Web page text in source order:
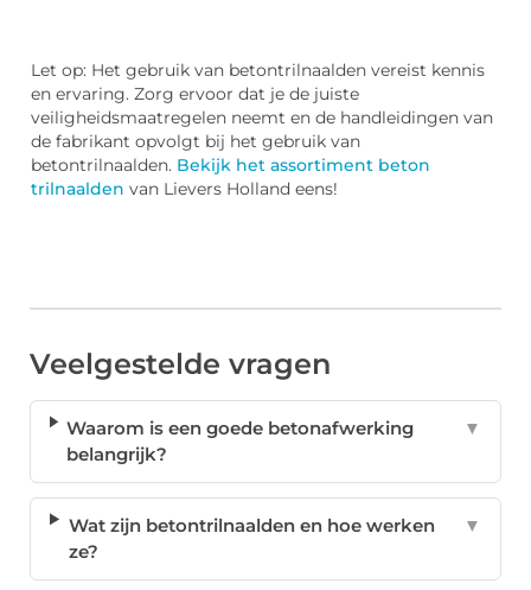
Let op: Het gebruik van betontrilnaalden vereist kennis
en ervaring. Zorg ervoor dat je de juiste
veiligheidsmaatregelen neemt en de handleidingen van
de fabrikant opvolgt bij het gebruik van
betontrilnaalden. Bekijk het assortiment beton
trilnaalden van Lievers Holland eens!
Veelgestelde vragen
Waarom is een goede betonafwerking
belangrijk?
▼
Wat zijn betontrilnaalden en hoe werken
ze?
▼